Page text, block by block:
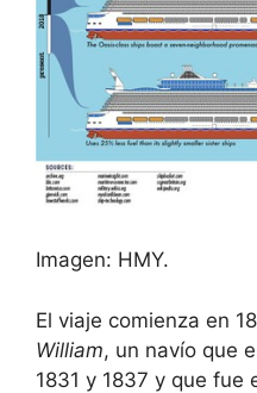
Imagen: HMY.
El viaje comienza en
William, un navío que
1831 y 1837 y que fue